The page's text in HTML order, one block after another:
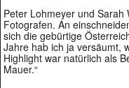
Peter Lohmeyer und
Fotografen. An
sich die gebürtige
Jahre hab ich ja versäumt,
Highlight war natürlich als
Mauer.“